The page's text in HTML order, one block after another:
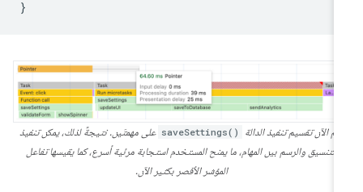
يتم الآن تقسيم تنفيذ الدالة saveSettings() على مهمتَين. نتيجةً لذلك، يمكن تنفيذ
التنسيق والرسم بين المهام، ما يمنح المستخدم استجابة مرئية أسرع، كما يقيسها تفاعل
المؤشر الأقصر بكثير الآن.